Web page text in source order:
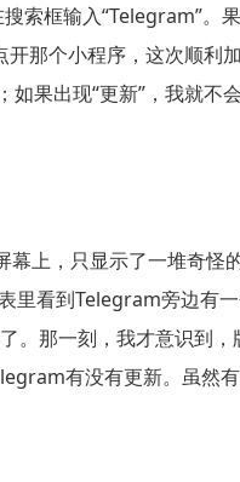
索框输入“Telegram”。
那个小程序，这次顺利
果出现“更新”，我就不会
上，只显示了一堆奇怪
里看到Telegram旁边有一
。那一刻，我才意识到，
有没有更新。虽然